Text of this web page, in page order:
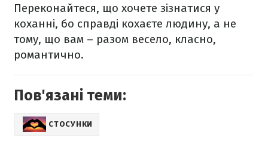
Переконайтеся, що хочете зізнатися у
коханні, бо справді кохаєте людину, а не
тому, що вам – разом весело, класно,
романтично.
Пов'язані теми:
СТОСУНКИ